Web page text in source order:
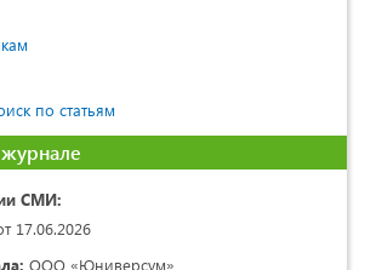
по статьям
СМИ:
17.06.2026
ООО «Юниверсум»